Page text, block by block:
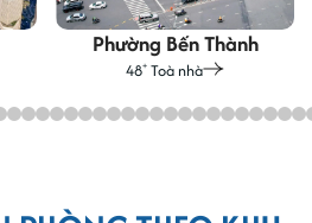
Phường Bến Thành
48+ Toà nhà